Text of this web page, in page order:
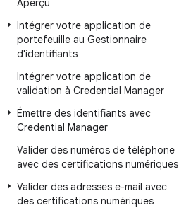
Aperçu
Intégrer votre application de
portefeuille au Gestionnaire
d'identifiants
Intégrer votre application de
validation à Credential Manager
Émettre des identifiants avec
Credential Manager
Valider des numéros de téléphone
avec des certifications numériques
Valider des adresses e-mail avec
des certifications numériques